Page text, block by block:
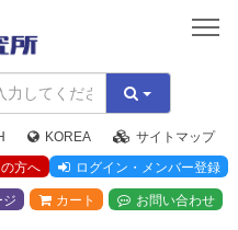
KOREA
サイトマップ
方へ
ログイン・メンバー登録
ジ カート お問い合わせ